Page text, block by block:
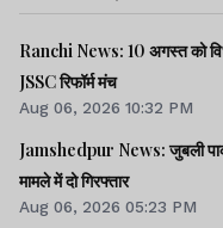
Ranchi News: 10 अगस्त को
JSSC रिफॉर्म मंच
Aug 06, 2026 10:32 PM
Jamshedpur News: जुबली
मामले में दो गिरफ्तार
Aug 06, 2026 05:23 PM